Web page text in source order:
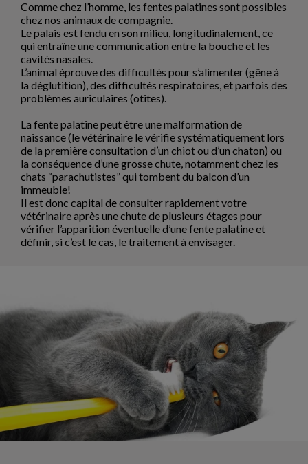
Comme chez l’homme, les fentes palatines sont possibles
chez nos animaux de compagnie.
Le palais est fendu en son milieu, longitudinalement, ce
qui entraîne une communication entre la bouche et les
cavités nasales.
L’animal éprouve des difficultés pour s’alimenter (gêne à
la déglutition), des difficultés respiratoires, et parfois des
problèmes auriculaires (otites).
La fente palatine peut être une malformation de
naissance (le vétérinaire le vérifie systématiquement lors
de la première consultation d’un chiot ou d’un chaton) ou
la conséquence d’une grosse chute, notamment chez les
chats “parachutistes” qui tombent du balcon d’un
immeuble!
Il est donc capital de consulter rapidement votre
vétérinaire après une chute de plusieurs étages pour
vérifier l’apparition éventuelle d’une fente palatine et
définir, si c’est le cas, le traitement à envisager.